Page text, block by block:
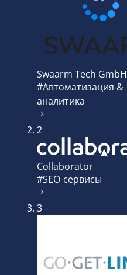
Swaarm Tech GmbH
#Автоматизация &
аналитика
2
Collaborator
#SEO-сервисы
3